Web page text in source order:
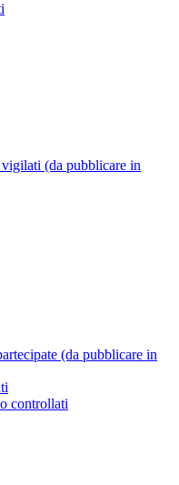
(da pubblicare in
(da pubblicare in
controllati